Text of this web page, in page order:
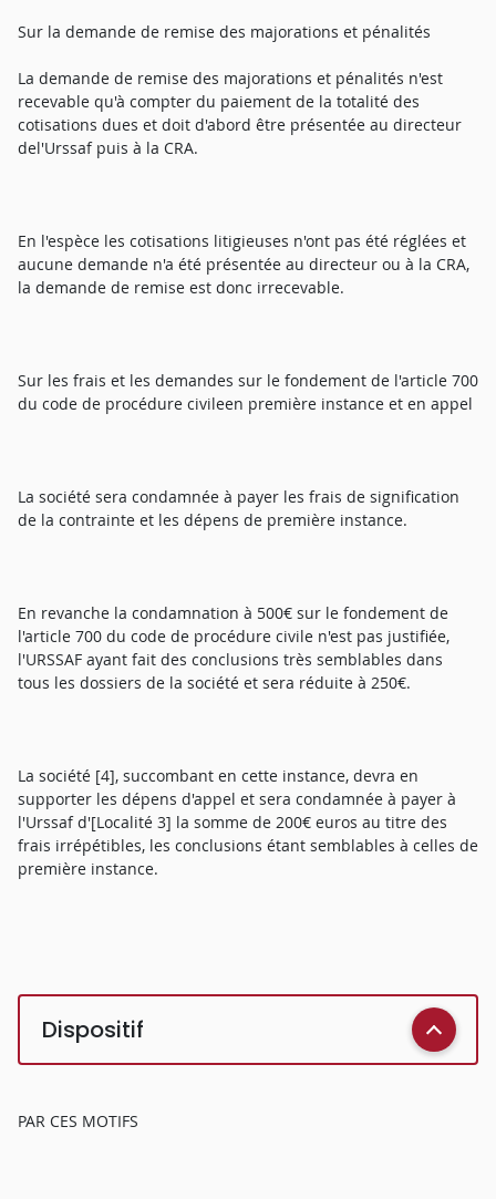
Sur la demande de remise des majorations et pénalités
La demande de remise des majorations et pénalités n'est
recevable qu'à compter du paiement de la totalité des
cotisations dues et doit d'abord être présentée au directeur
del'Urssaf puis à la CRA.
En l'espèce les cotisations litigieuses n'ont pas été réglées et
aucune demande n'a été présentée au directeur ou à la CRA,
la demande de remise est donc irrecevable.
Sur les frais et les demandes sur le fondement de l'article 700
du code de procédure civileen première instance et en appel
La société sera condamnée à payer les frais de signification
de la contrainte et les dépens de première instance.
En revanche la condamnation à 500€ sur le fondement de
l'article 700 du code de procédure civile n'est pas justifiée,
l'URSSAF ayant fait des conclusions très semblables dans
tous les dossiers de la société et sera réduite à 250€.
La société [4], succombant en cette instance, devra en
supporter les dépens d'appel et sera condamnée à payer à
l'Urssaf d'[Localité 3] la somme de 200€ euros au titre des
frais irrépétibles, les conclusions étant semblables à celles de
première instance.
Dispositif
PAR CES MOTIFS